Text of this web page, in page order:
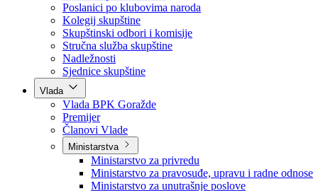
Skupština BPK Goražde
Rukovodstvo
Poslanici po strankama
Poslanici po klubovima naroda
Kolegij skupštine
Skupštinski odbori i komisije
Stručna služba skupštine
Nadležnosti
Sjednice skupštine
Vlada
Vlada BPK Goražde
Premijer
Članovi Vlade
Ministarstva